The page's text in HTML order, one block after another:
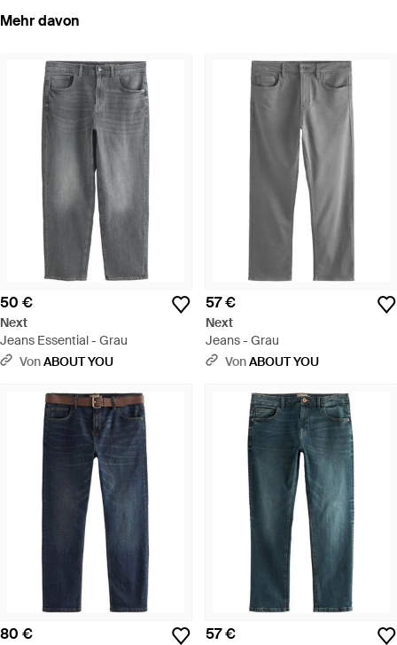
Mehr davon
50 €
Next
Jeans Essential - Grau
VonABOUT YOU
57 €
Next
Jeans - Grau
VonABOUT YOU
80 € 57 €